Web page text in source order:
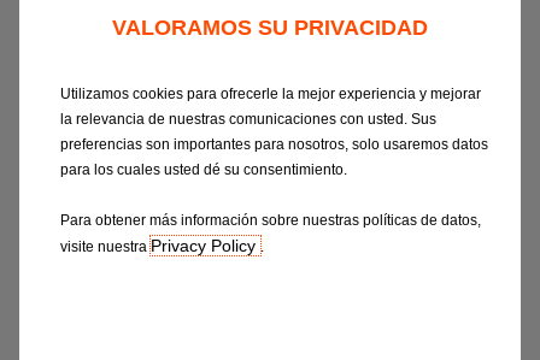
VALORAMOS SU PRIVACIDAD
Utilizamos cookies para ofrecerle la mejor experiencia y mejorar
la relevancia de nuestras comunicaciones con usted. Sus
preferencias son importantes para nosotros, solo usaremos datos
para los cuales usted dé su consentimiento.
Para obtener más información sobre nuestras políticas de datos,
visite nuestraPrivacy Policy .